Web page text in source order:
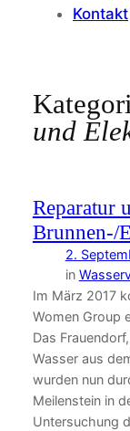
Kontakt
und
Reparatur
Brunnen-/
2.
in
Im März 2017
Women Group
Das
Wasser aus
wurden nun
Meilenstein in
Untersuchung